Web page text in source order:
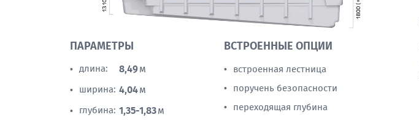
ПАРАМЕТРЫ
• длина: 8,49м
• ширина: 4,04м
• глубина: 1,35-1,83м
ВСТРОЕННЫЕ ОПЦИИ
• встроенная лестница
• поручень безопасности
• переходящая глубина